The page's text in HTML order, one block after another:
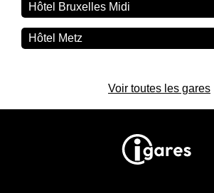
Hôtel Bruxelles Midi
Hôtel Metz
Voir toutes les gares